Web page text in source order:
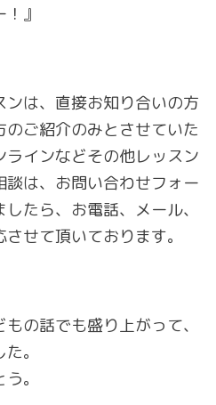
』
は、直接お知り合いの方
ご紹介のみとさせていた
インなどその他レッスン
は、お問い合わせフォー
たら、お電話、メール、
せて頂いております。
の話でも盛り上がって、
。
。